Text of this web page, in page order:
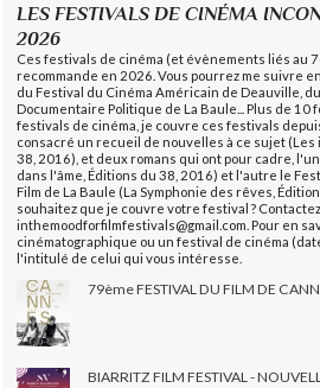
LES FESTIVALS DE CINÉMA
2026
Ces festivals de cinéma (et évènements liés au
recommande en 2026. Vous pourrez me suivre
du Festival du Cinéma Américain de Deauville,
Documentaire Politique de La Baule... Plus de 10
festivals de cinéma, je couvre ces festivals
consacré un recueil de nouvelles à ce sujet
38, 2016), et deux romans qui ont pour cadre,
dans l'âme, Éditions du 38, 2016) et l'autre le
Film de La Baule (La Symphonie des rêves,
souhaitez que je couvre votre festival ?
inthemoodforfilmfestivals@gmail.com. Pour en
cinématographique ou un festival de cinéma
l'intitulé de celui qui vous intéresse.
79ème FESTIVAL DU FILM DE
BIARRITZ FILM FESTIVAL -